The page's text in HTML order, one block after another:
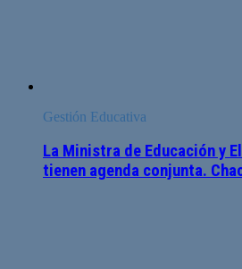
Gestión Educativa
La Ministra de Educación y
tienen agenda conjunta.